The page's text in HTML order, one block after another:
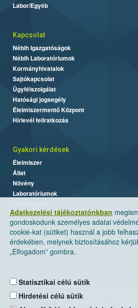
Adatkezelési tájékoztatónkban
gondoskodunk személyes adatai
cookie-kat (sütiket) használ a jobb
érdekében, melynek biztosításához
„Elfogadom” gombra.
Statisztikai célú sütik
Hirdetési célú sütik
Labor/Egyéb
Kapcsolat
Nébih Igazgatóságok
Nébih Laboratóriumok
Kormányhivatalok
Sajtókapcsolat
Ügyfélszolgálat
Hatósági jogsegély
Élelmiszermentő Központ
Hírlevél feliratkozás
Gyakori kérdések
Élelmiszer
Állat
Növény
Laboratóriumok
Nemzeti Élelmiszerlánc-